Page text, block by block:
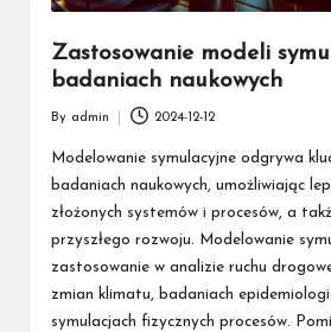
Zastosowanie modeli
badaniach naukowych
by
By admin 2024-12-12
Modelowanie symulacyjne odgrywa
badaniach naukowych, umożliwiając
złożonych systemów i procesów, a
przyszłego rozwoju. Modelowanie
zastosowanie w analizie ruchu
zmian klimatu, badaniach
symulacjach fizycznych procesów.